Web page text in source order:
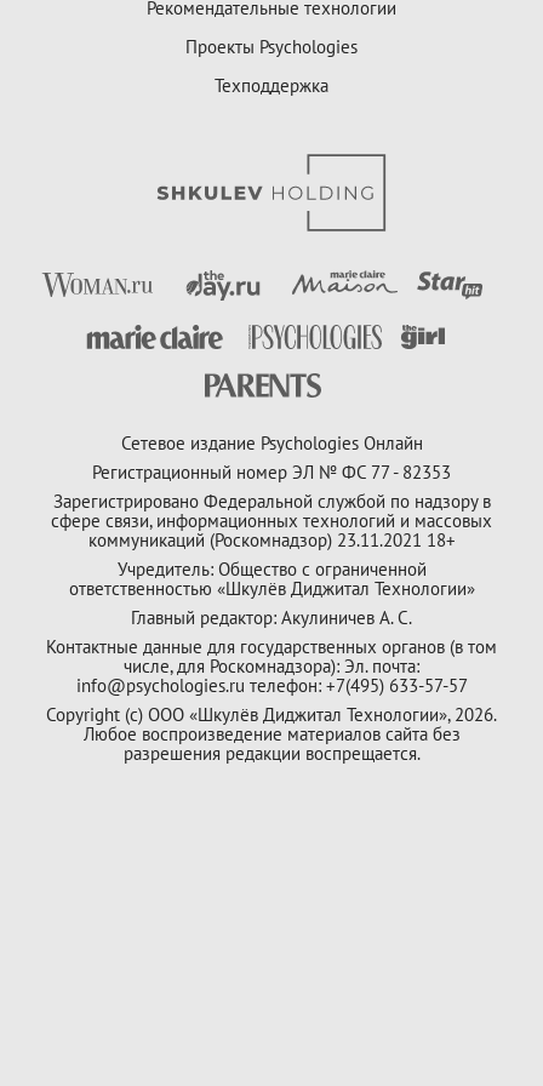
Рекомендательные технологии
Проекты Psychologies
Техподдержка
Сетевое издание Psychologies Онлайн
Регистрационный номер ЭЛ № ФС 77 - 82353
Зарегистрировано Федеральной службой по надзору в
сфере связи, информационных технологий и массовых
коммуникаций (Роскомнадзор) 23.11.2021 18+
Учредитель: Общество с ограниченной
ответственностью «Шкулёв Диджитал Технологии»
Главный редактор: Акулиничев А. С.
Контактные данные для государственных органов (в том
числе, для Роскомнадзора): Эл. почта:
info@psychologies.ru телефон: +7(495) 633-57-57
Copyright (с) ООО «Шкулёв Диджитал Технологии», 2026.
Любое воспроизведение материалов сайта без
разрешения редакции воспрещается.